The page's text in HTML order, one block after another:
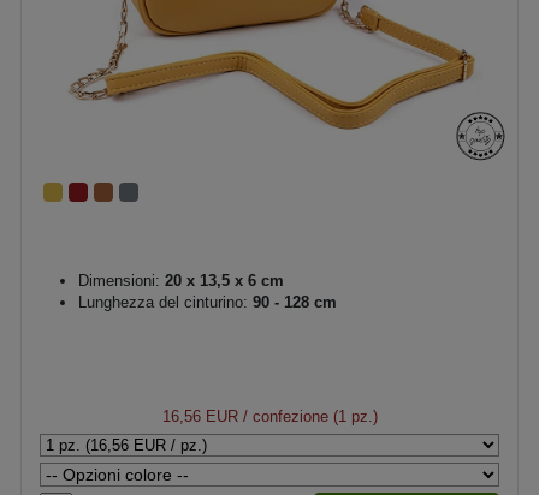
Dimensioni: 20 x 13,5 x 6 cm
Lunghezza del cinturino: 90 - 128 cm
16,56 EUR/ confezione (1 pz.)